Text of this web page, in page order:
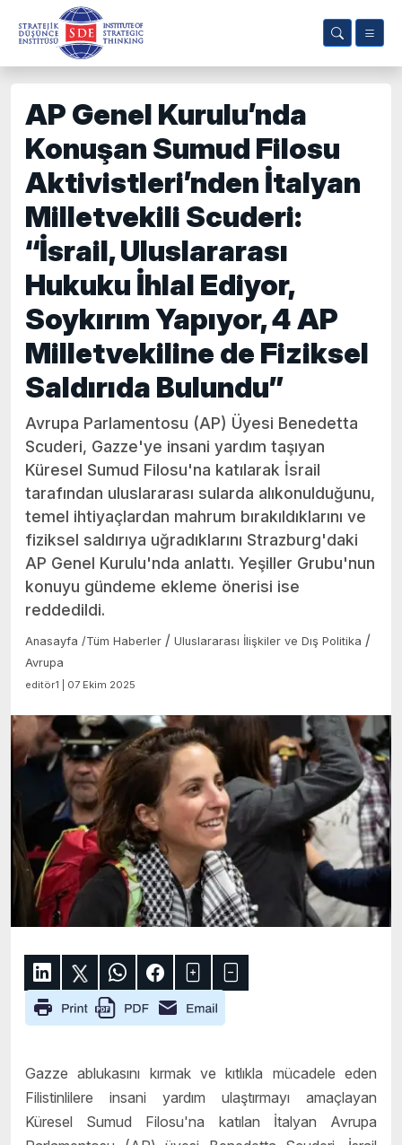
AP Genel Kurulu’nda
Konuşan Sumud Filosu
Aktivistleri’nden İtalyan
Milletvekili Scuderi:
“İsrail, Uluslararası
Hukuku İhlal Ediyor,
Soykırım Yapıyor, 4 AP
Milletvekiline de Fiziksel
Saldırıda Bulundu”
Avrupa Parlamentosu (AP) Üyesi Benedetta
Scuderi, Gazze'ye insani yardım taşıyan
Küresel Sumud Filosu'na katılarak İsrail
tarafından uluslararası sularda alıkonulduğunu,
temel ihtiyaçlardan mahrum bırakıldıklarını ve
fiziksel saldırıya uğradıklarını Strazburg'daki
AP Genel Kurulu'nda anlattı. Yeşiller Grubu'nun
konuyu gündeme ekleme önerisi ise
reddedildi.
Anasayfa /Tüm Haberler / Uluslararası İlişkiler ve Dış Politika /
Avrupa
editör1 | 07 Ekim 2025
Gazze ablukasını kırmak ve kıtlıkla mücadele eden
Filistinlilere insani yardım ulaştırmayı amaçlayan
Küresel Sumud Filosu'na katılan İtalyan Avrupa